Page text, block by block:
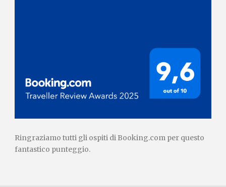
Ringraziamo tutti gli ospiti di Booking.com per questo
fantastico punteggio.